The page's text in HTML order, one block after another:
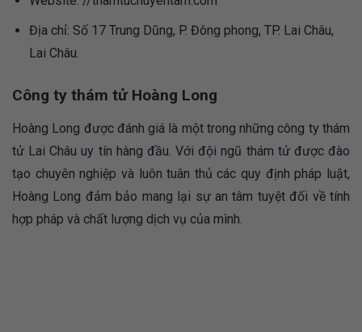
Địa chỉ: Số 17 Trung Dũng, P. Đông phong, TP. Lai Châu,
Lai Châu.
Công ty thám tử Hoàng Long
Hoàng Long được đánh giá là một trong những công ty thám
tử Lai Châu uy tín hàng đầu. Với đội ngũ thám tử được đào
tạo chuyên nghiệp và luôn tuân thủ các quy định pháp luật,
Hoàng Long đảm bảo mang lại sự an tâm tuyệt đối về tính
hợp pháp và chất lượng dịch vụ của mình.